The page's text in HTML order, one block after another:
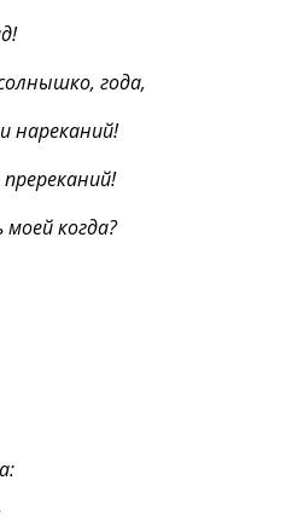
года,
нареканий!
когда?